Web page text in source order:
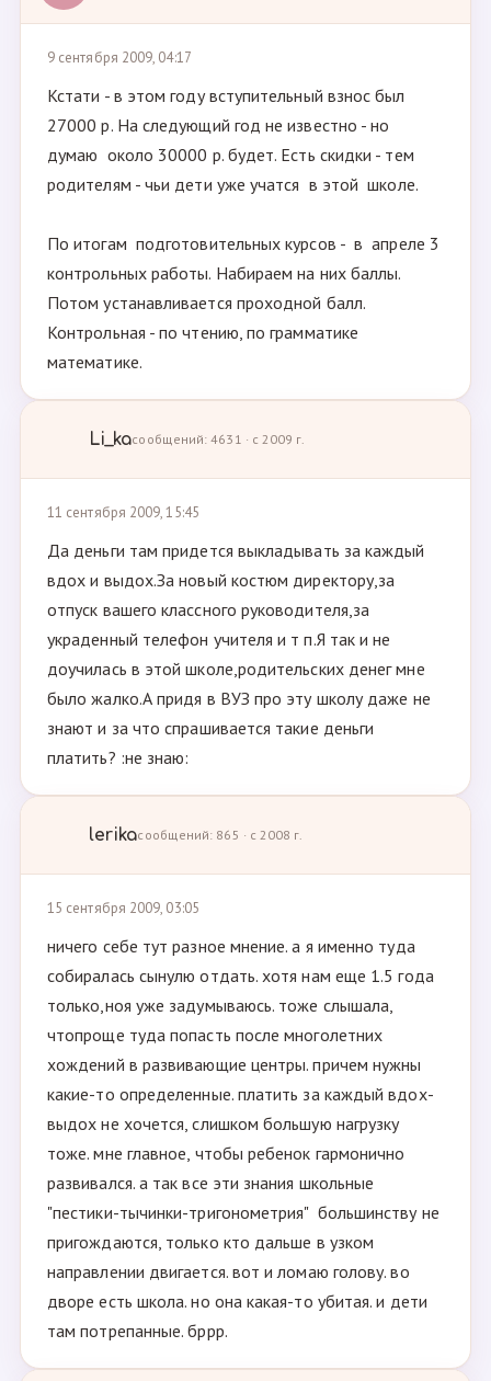
9 сентября 2009, 04:17
Кстати - в этом году вступительный взнос был
27000 р. На следующий год не известно - но
думаю около 30000 р. будет. Есть скидки - тем
родителям - чьи дети уже учатся в этой школе.
По итогам подготовительных курсов - в апреле 3
контрольных работы. Набираем на них баллы.
Потом устанавливается проходной балл.
Контрольная - по чтению, по грамматике
математике.
Li_kaсообщений: 4631 · с 2009 г.
11 сентября 2009, 15:45
Да деньги там придется выкладывать за каждый
вдох и выдох.За новый костюм директору,за
отпуск вашего классного руководителя,за
украденный телефон учителя и т п.Я так и не
доучилась в этой школе,родительских денег мне
было жалко.А придя в ВУЗ про эту школу даже не
знают и за что спрашивается такие деньги
платить? :не знаю:
lerikaсообщений: 865 · с 2008 г.
15 сентября 2009, 03:05
ничего себе тут разное мнение. а я именно туда
собиралась сынулю отдать. хотя нам еще 1.5 года
только,ноя уже задумываюсь. тоже слышала,
чтопроще туда попасть после многолетних
хождений в развивающие центры. причем нужны
какие-то определенные. платить за каждый вдох-
выдох не хочется, слишком большую нагрузку
тоже. мне главное, чтобы ребенок гармонично
развивался. а так все эти знания школьные
"пестики-тычинки-тригонометрия" большинству не
пригождаются, только кто дальше в узком
направлении двигается. вот и ломаю голову. во
дворе есть школа. но она какая-то убитая. и дети
там потрепанные. бррр.